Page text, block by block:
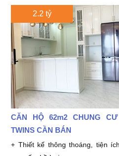
2.2 tỷ
CĂN HỘ 62m2 CHUNG CƯ
TWINS CẦN BÁN
+ Thiết kế thông thoáng, tiện